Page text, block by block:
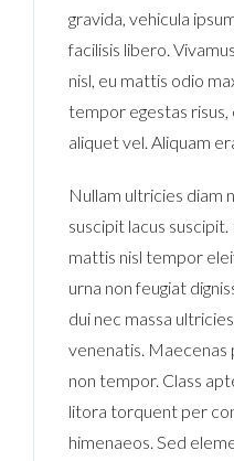
gravida, vehicula
facilisis libero.
nisl, eu mattis odio
tempor egestas risus,
aliquet vel. Aliquam
Nullam ultricies diam
suscipit lacus
mattis nisl tempor
urna non feugiat
dui nec massa
venenatis.
non tempor. Class
litora torquent per
himenaeos. Sed